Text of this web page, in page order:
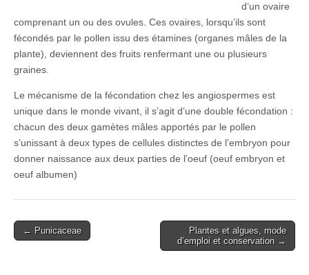
d’un ovaire
comprenant un ou des ovules. Ces ovaires, lorsqu’ils sont
fécondés par le pollen issu des étamines (organes mâles de la
plante), deviennent des fruits renfermant une ou plusieurs
graines.
Le mécanisme de la fécondation chez les angiospermes est
unique dans le monde vivant, il s’agit d’une double fécondation :
chacun des deux gamètes mâles apportés par le pollen
s’unissant à deux types de cellules distinctes de l’embryon pour
donner naissance aux deux parties de l’oeuf (oeuf embryon et
oeuf albumen)
Post
← Punicaceae
Plantes et algues, mode
d’emploi et conservation →